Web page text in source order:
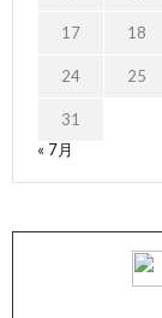
17 18
24 25
31
« 7月